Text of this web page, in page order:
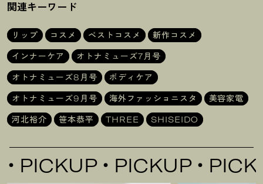
関連キーワード
リップ コスメ ベストコスメ
新作コスメ
インナーケア
オトナミューズ7月号
オトナミューズ8月号
ボディケア
オトナミューズ9月号
海外ファッショニスタ
美容家電
河北裕介
笹本恭平 THREE SHISEIDO
PICKUP PICKUP